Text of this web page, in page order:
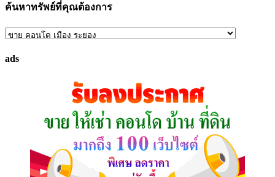
ค้นหาทรัพย์ที่คุณต้องการ
ค้นหา
ที่
ads